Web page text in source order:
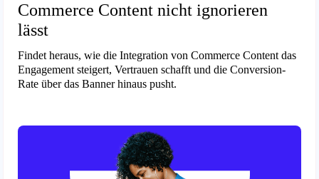
Commerce Content nicht ignorieren
lässt
Findet heraus, wie die Integration von Commerce Content das
Engagement steigert, Vertrauen schafft und die Conversion-
Rate über das Banner hinaus pusht.